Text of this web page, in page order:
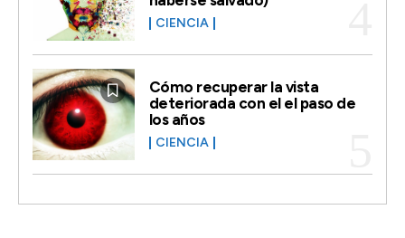
CIENCIA
Cómo recuperar la vista
deteriorada con el el paso de
los años
CIENCIA